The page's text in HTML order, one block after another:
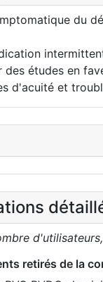
du
études en
d'acuité et
retirés de la